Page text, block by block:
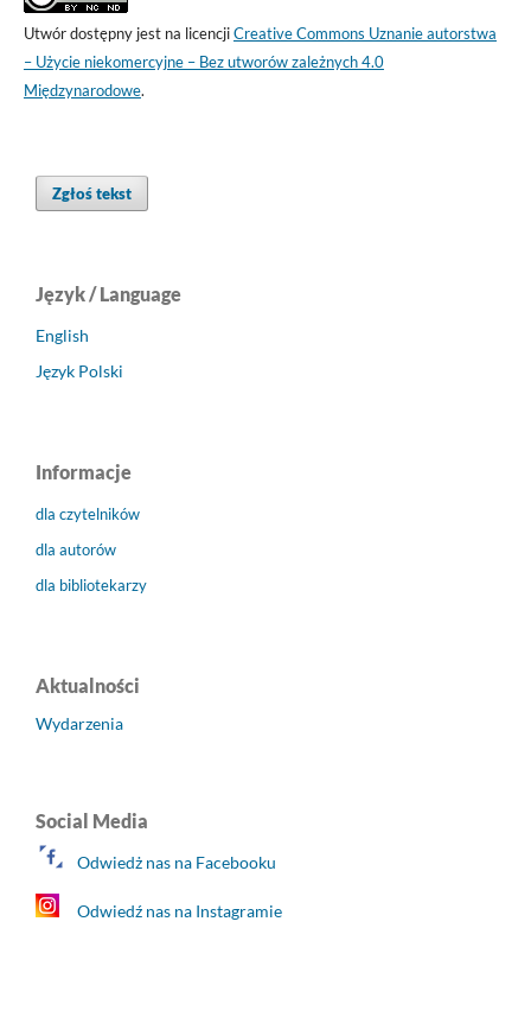
Utwór dostępny jest na licencjiCreative Commons Uznanie autorstwa
– Użycie niekomercyjne – Bez utworów zależnych 4.0
Międzynarodowe.
Zgłoś tekst
Język / Language
English
Język Polski
Informacje
dla czytelników
dla autorów
dla bibliotekarzy
Aktualności
Wydarzenia
Social Media
Odwiedż nas na Facebooku
Odwiedź nas na Instagramie